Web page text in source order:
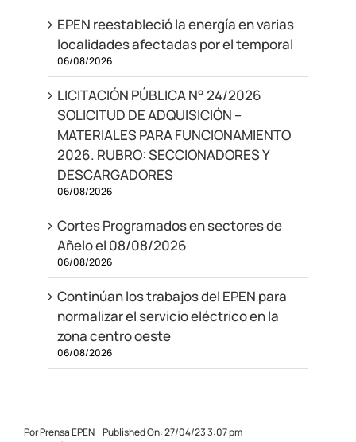
EPEN reestableció la energía en varias
localidades afectadas por el temporal
06/08/2026
LICITACIÓN PÚBLICA N° 24/2026
SOLICITUD DE ADQUISICIÓN –
MATERIALES PARA FUNCIONAMIENTO
2026. RUBRO: SECCIONADORES Y
DESCARGADORES
06/08/2026
Cortes Programados en sectores de
Añelo el 08/08/2026
06/08/2026
Continúan los trabajos del EPEN para
normalizar el servicio eléctrico en la
zona centro oeste
06/08/2026
PorPrensa EPEN Published On: 27/04/23 3:07 pm